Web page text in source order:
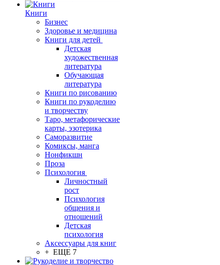
Книги
Бизнес
Здоровье и медицина
Книги для детей
Детская
художественная
литература
Обучающая
литература
Книги по рисованию
Книги по рукоделию
и творчеству
Таро, метафорические
карты, эзотерика
Саморазвитие
Комиксы, манга
Нонфикшн
Проза
Психология
Личностный
рост
Психология
общения и
отношений
Детская
психология
Аксессуары для книг
+ ЕЩЕ 7